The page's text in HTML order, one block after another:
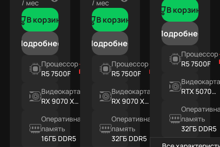
/ мес
В корзину
Подробнее
Процессор
R5 7500F
Видеокарта
RX 9070 XT
Оперативная
память
16ГБ DDR5
/ мес
В корзину
Подробнее
Процессор
R5 7500F
Видеокарта
RX 9070 XT
Оперативная
память
32ГБ DDR5
В корзину
Подробнее
Процессор
R5 7500F
RTX 5070
память
32ГБ DDR5